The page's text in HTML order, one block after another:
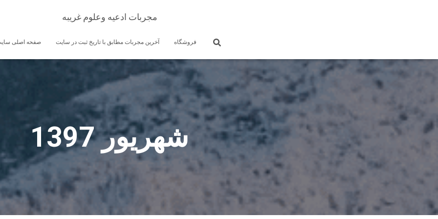
مجربات ادعیه وعلوم غریبه
صفحه اصلی آخرین مجربات مطابق با تاریخ ثبت در سایت فروشگاه
شهریور 1397